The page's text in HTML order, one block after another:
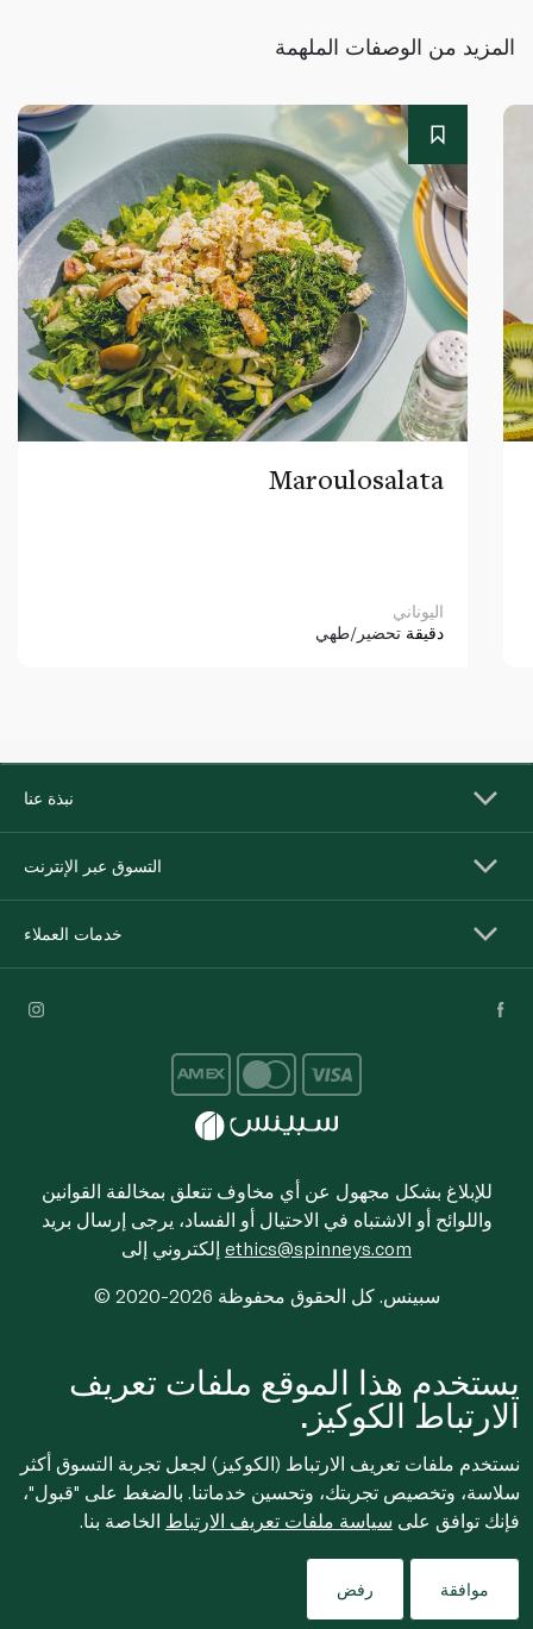
المزيد من الوصفات الملهمة
Maroulosalata
اليوناني
دقيقة تحضير/طهي
نبذة عنا
التسوق عبر الإنترنت
خدمات العملاء
للإبلاغ بشكل مجهول عن أي مخاوف تتعلق بمخالفة القوانين
واللوائح أو الاشتباه في الاحتيال أو الفساد، يرجى إرسال بريد
ethics@spinneys.com
© 2020-2026 سبينس. كل الحقوق محفوظة
يستخدم هذا الموقع ملفات تعريف
الارتباط الكوكيز.
نستخدم ملفات تعريف الارتباط (الكوكيز) لجعل تجربة التسوق أكثر
سلاسة، وتخصيص تجربتك، وتحسين خدماتنا. بالضغط على "قبول"،
فإنك توافق على سياسة ملفات تعريف الارتباط الخاصة بنا.
موافقة رفض